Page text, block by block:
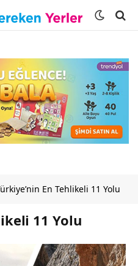
En Tehlikeli 11 Yolu
11 Yolu